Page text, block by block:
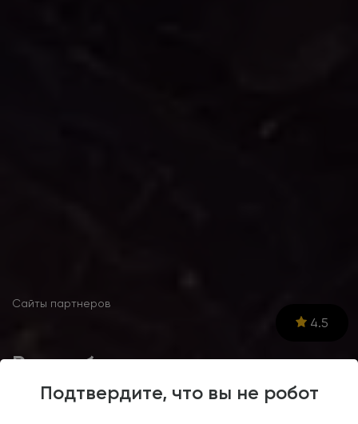
Подтвердите, что вы не робот
Сайты партнеров
Разработка интернет-
магазина для фабрики
4.5